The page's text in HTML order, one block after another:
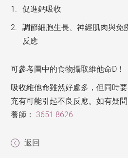
促進鈣吸收
調節細胞生長、神經肌肉與免
反應
可參考圖中的食物攝取維他命D！
吸收維他命雖然好處多，但同時
充有可能引起不良反應。如有疑
養師： 3651 8626
返回